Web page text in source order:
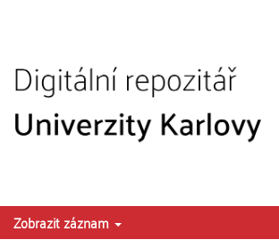
Zobrazit záznam